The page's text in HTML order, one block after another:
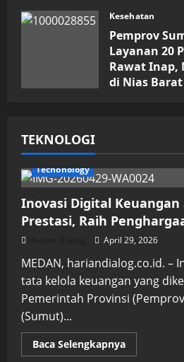
Kesehatan
Pemprov
Layanan 20
Rawat Inap,
di Nias Barat
TEKNOLOGI
Techonology
Inovasi Digital
Prestasi, Raih
April 29, 2026
MEDAN, hariandialog.co.id. –
tata kelola keuangan yang
Pemerintah Provinsi
(Sumut)...
Baca SelengkapnyaRead
more